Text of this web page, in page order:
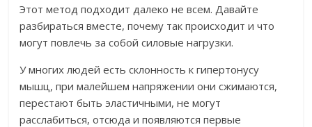
Этот метод подходит далеко не всем. Давайте
разбираться вместе, почему так происходит и что
могут повлечь за собой силовые нагрузки.
У многих людей есть склонность к гипертонусу
мышц, при малейшем напряжении они сжимаются,
перестают быть эластичными, не могут
расслабиться, отсюда и появляются первые